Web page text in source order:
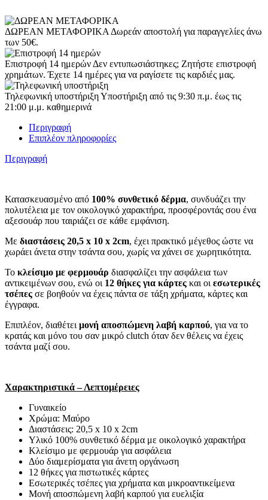
ΔΩΡΕΑΝ ΜΕΤΑΦΟΡΙΚΑ Δωρεάν αποστολή για παραγγελίες άνω
των 50€.
Επιστροφή 14 ημερών Δεν εντυπωσιάστηκες; Ζητήστε επιστροφή
χρημάτων. Έχετε 14 ημέρες για να ραγίσετε τις καρδιές μας.
Τηλεφωνική υποστήριξηΥποστήριξη από τις 9:30 π.μ. έως τις
21:00 μ.μ. καθημερινά
Περιγραφή
Επιπλέον πληροφορίες
Περιγραφή
Κατασκευασμένο από 100% συνθετικό δέρμα, συνδυάζει την
πολυτέλεια με τον οικολογικό χαρακτήρα, προσφέροντάς σου ένα
αξεσουάρ που ταιριάζει σε κάθε εμφάνιση.
Με διαστάσεις 20,5 x 10 x 2cm, έχει πρακτικό μέγεθος ώστε να
χωράει άνετα στην τσάντα σου, χωρίς να χάνει σε χωρητικότητα.
Το κλείσιμο με φερμουάρ διασφαλίζει την ασφάλεια των
αντικειμένων σου, ενώ οι 12 θήκες για κάρτες και οι εσωτερικές
τσέπες σε βοηθούν να έχεις πάντα σε τάξη χρήματα, κάρτες και
έγγραφα.
Επιπλέον, διαθέτει μονή αποσπώμενη λαβή καρπού, για να το
κρατάς και μόνο του σαν μικρό clutch όταν δεν θέλεις να έχεις
τσάντα μαζί σου.
Χαρακτηριστικά – Λεπτομέρειες
Γυναικείο
Χρώμα: Μαύρο
Διαστάσεις: 20,5 x 10 x 2cm
Υλικό 100% συνθετικό δέρμα με οικολογικό χαρακτήρα
Κλείσιμο με φερμουάρ για ασφάλεια
Δύο διαμερίσματα για άνετη οργάνωση
12 θήκες για πιστωτικές κάρτες
Εσωτερικές τσέπες για χρήματα και μικροαντικείμενα
Μονή αποσπώμενη λαβή καρπού για ευελιξία